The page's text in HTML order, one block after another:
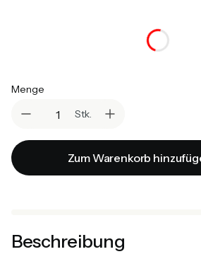
Menge
Stk.
Zum Warenkorb
Beschreibung